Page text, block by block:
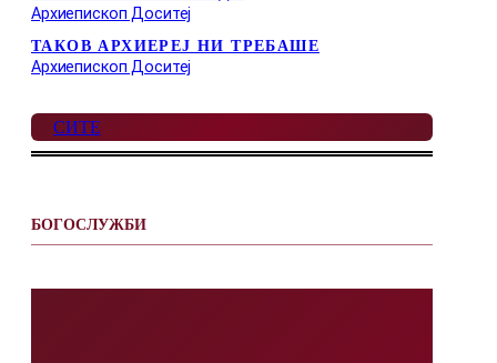
Архиепископ Доситеј
ТАКОВ АРХИЕРЕЈ НИ ТРЕБАШЕ
Архиепископ Доситеј
СИТЕ
БОГОСЛУЖБИ